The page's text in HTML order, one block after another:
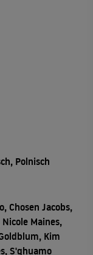
Polnisch
Chosen Jacobs,
Maines,
Kim
S'qhuamo